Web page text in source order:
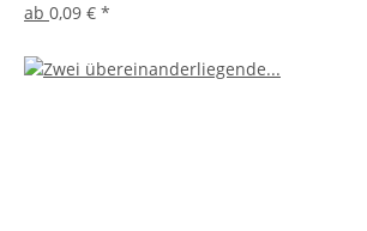
ab 0,09 € *